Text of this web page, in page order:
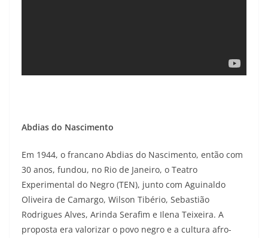
Abdias do Nascimento
Em 1944, o francano Abdias do Nascimento, então com
30 anos, fundou, no Rio de Janeiro, o Teatro
Experimental do Negro (TEN), junto com Aguinaldo
Oliveira de Camargo, Wilson Tibério, Sebastião
Rodrigues Alves, Arinda Serafim e Ilena Teixeira. A
proposta era valorizar o povo negro e a cultura afro-